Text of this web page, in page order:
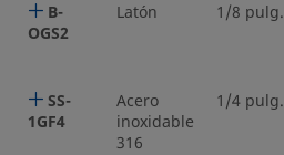
B-
OGS2
Latón 1/8 pulg.
SS-
1GF4
Acero
inoxidable
316
1/4 pulg.